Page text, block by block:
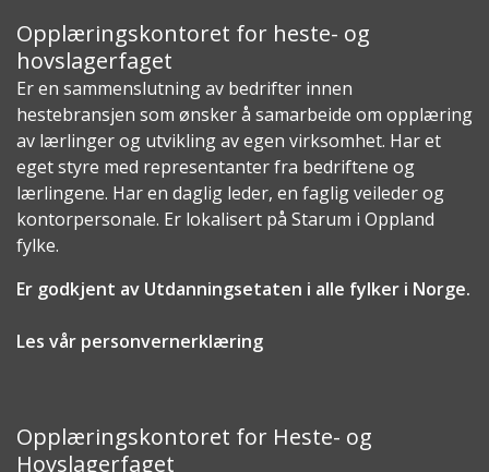
Opplæringskontoret for heste- og
hovslagerfaget
Er en sammenslutning av bedrifter innen
hestebransjen som ønsker å samarbeide om opplæring
av lærlinger og utvikling av egen virksomhet. Har et
eget styre med representanter fra bedriftene og
lærlingene. Har en daglig leder, en faglig veileder og
kontorpersonale. Er lokalisert på Starum i Oppland
fylke.
Er godkjent av Utdanningsetaten i alle fylker i Norge.
Les vår personvernerklæring
Opplæringskontoret for Heste- og
Hovslagerfaget